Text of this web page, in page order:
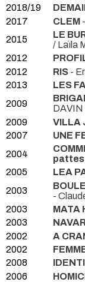
2018/19
2017
CLEM
2015
LE
/ Laïla
2012
2012
RIS -
2013
LES
2009
DAVIN
2009
VILLA
2007
UNE
2004
pattes
2005
LEA
2003
-
2003
MATA
2003
2002
A
2002
2008
2006